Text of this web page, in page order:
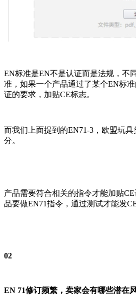
EN标准是EN不是认证而是法规，不
准，如果一个产品通过了某个EN标
证的要求，加贴CE标志。
而我们上面提到的EN71-3，欧盟玩
分。
产品需要符合相关的指令才能加贴
品要做EN71指令，通过测试才能发CE
02
EN 71修订频繁，卖家会有哪些潜在